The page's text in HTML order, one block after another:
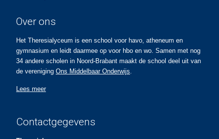
Over ons
Het Theresialyceum is een school voor havo, atheneum en
gymnasium en leidt daarmee op voor hbo en wo. Samen met nog
34 andere scholen in Noord-Brabant maakt de school deel uit van
de vereniging Ons Middelbaar Onderwijs
Lees meer
Contactgegevens